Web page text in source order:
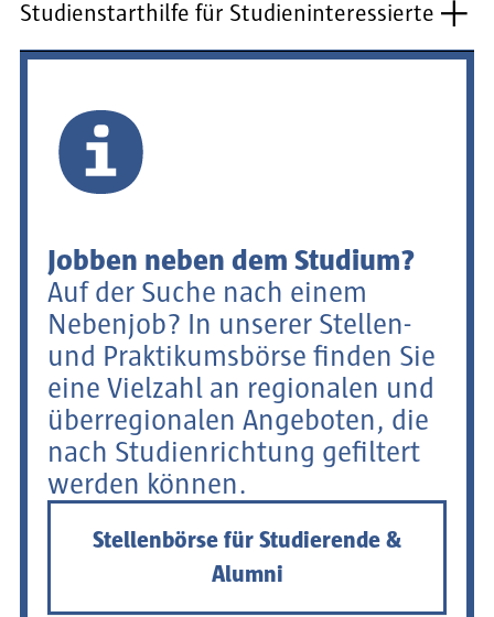
Studienstarthilfe für Studieninteressierte
Jobben neben dem Studium?
Auf der Suche nach einem
Nebenjob? In unserer Stellen-
und Praktikumsbörse finden Sie
eine Vielzahl an regionalen und
überregionalen Angeboten, die
nach Studienrichtung gefiltert
werden können.
Stellenbörse für Studierende &
Alumni